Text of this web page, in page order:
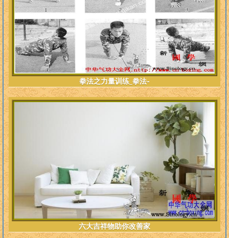
拳法之力量训练_拳法-
六大吉祥物助你改善家